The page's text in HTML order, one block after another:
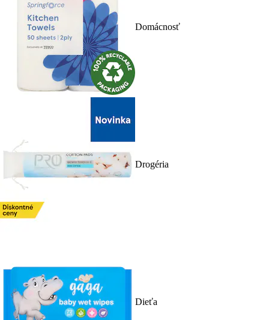
Domácnosť
Drogéria
Dieťa